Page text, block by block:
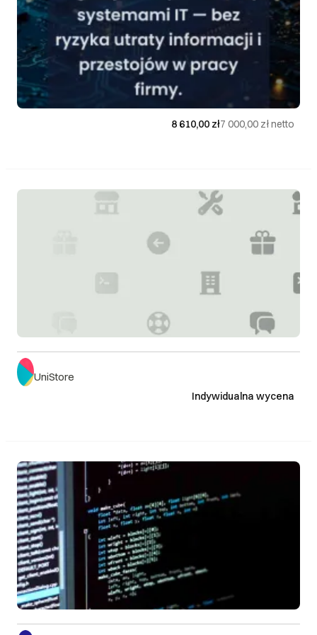
> 21 dni roboczych
Do uzgodnienia
Najnowsze
8 610,00 zł7 000,00 złnetto
UniStore
Indywidualna wycena